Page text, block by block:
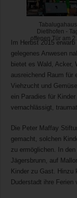
Dietlhofen -
offenen Tür am
Im Herbst 2015
gelegenes Anwesen
bietet es Wald, Acker,
ausreichend Raum für
Viehzucht und
ein Paradies für
vernachlässigt,
Die Peter Maffay
gemacht, solchen
zu ermöglichen. In
Jägersbrunn, auf
Kinder zu Gast. Hinzu
Duderstadt ihre Ferien